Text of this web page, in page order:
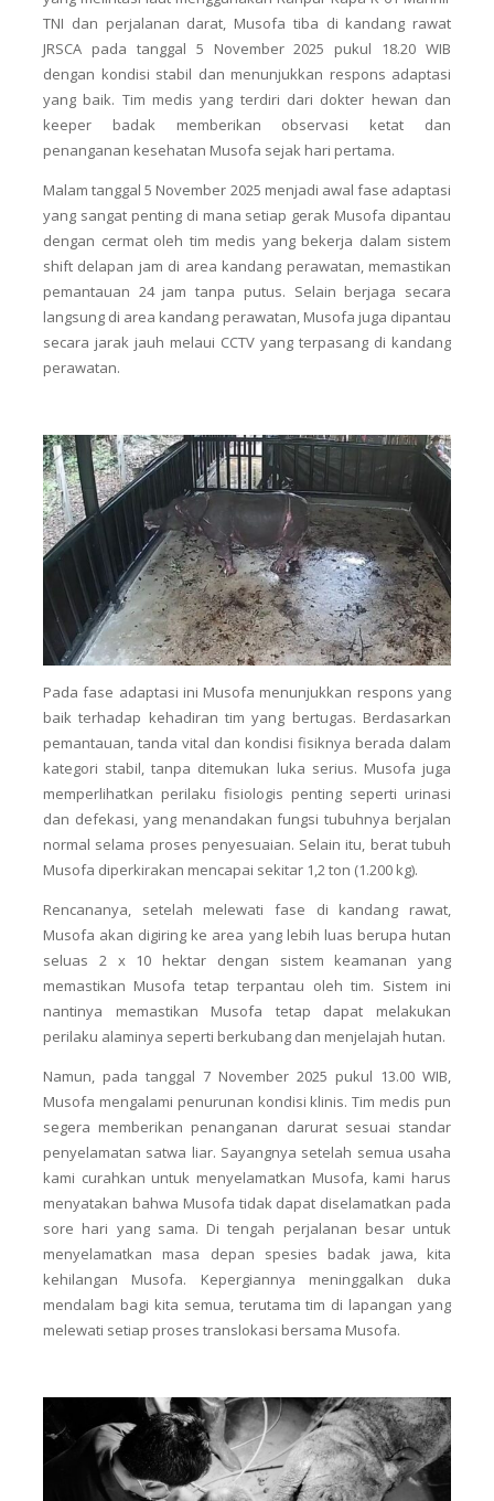
TNI dan perjalanan darat, Musofa tiba di kandang rawat
JRSCA pada tanggal 5 November 2025 pukul 18.20 WIB
dengan kondisi stabil dan menunjukkan respons adaptasi
yang baik. Tim medis yang terdiri dari dokter hewan dan
keeper badak memberikan observasi ketat dan
penanganan kesehatan Musofa sejak hari pertama.
Malam tanggal 5 November 2025 menjadi awal fase adaptasi
yang sangat penting di mana setiap gerak Musofa dipantau
dengan cermat oleh tim medis yang bekerja dalam sistem
shift delapan jam di area kandang perawatan, memastikan
pemantauan 24 jam tanpa putus. Selain berjaga secara
langsung di area kandang perawatan, Musofa juga dipantau
secara jarak jauh melaui CCTV yang terpasang di kandang
perawatan.
Pada fase adaptasi ini Musofa menunjukkan respons yang
baik terhadap kehadiran tim yang bertugas. Berdasarkan
pemantauan, tanda vital dan kondisi fisiknya berada dalam
kategori stabil, tanpa ditemukan luka serius. Musofa juga
memperlihatkan perilaku fisiologis penting seperti urinasi
dan defekasi, yang menandakan fungsi tubuhnya berjalan
normal selama proses penyesuaian. Selain itu, berat tubuh
Musofa diperkirakan mencapai sekitar 1,2 ton (1.200 kg).
Rencananya, setelah melewati fase di kandang rawat,
Musofa akan digiring ke area yang lebih luas berupa hutan
seluas 2 x 10 hektar dengan sistem keamanan yang
memastikan Musofa tetap terpantau oleh tim. Sistem ini
nantinya memastikan Musofa tetap dapat melakukan
perilaku alaminya seperti berkubang dan menjelajah hutan.
Namun, pada tanggal 7 November 2025 pukul 13.00 WIB,
Musofa mengalami penurunan kondisi klinis. Tim medis pun
segera memberikan penanganan darurat sesuai standar
penyelamatan satwa liar. Sayangnya setelah semua usaha
kami curahkan untuk menyelamatkan Musofa, kami harus
menyatakan bahwa Musofa tidak dapat diselamatkan pada
sore hari yang sama. Di tengah perjalanan besar untuk
menyelamatkan masa depan spesies badak jawa, kita
kehilangan Musofa. Kepergiannya meninggalkan duka
mendalam bagi kita semua, terutama tim di lapangan yang
melewati setiap proses translokasi bersama Musofa.